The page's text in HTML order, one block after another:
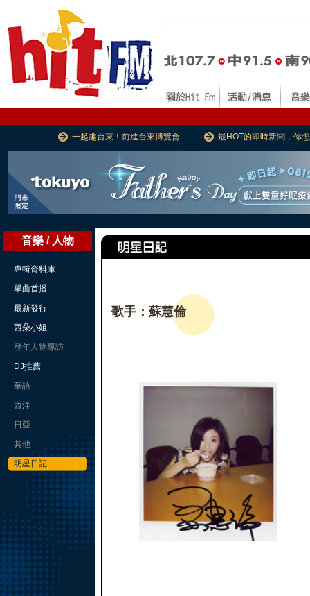
一起趣台東！前進台東博覽會 最HOT的即時新聞，你
音樂 / 人物
專輯資料庫
單曲首播
最新發行
西朵小姐
歷年人物專訪
DJ推薦
華語
西洋
日亞
其他
明星日記
歌手：蘇慧倫